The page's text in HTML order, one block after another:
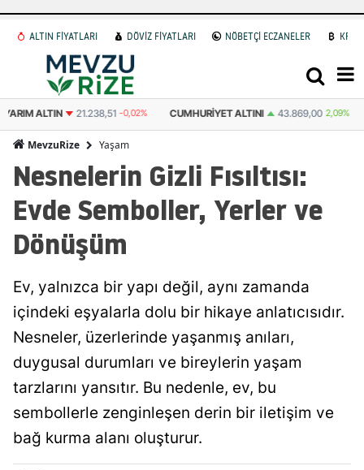
ALTIN FİYATLARI DÖVİZ FİYATLARI NÖBETÇİ ECZANELER
ATA ALTIN 43.436,00 0,72% DOLAR 47,5972 0.06% EURO
MevzuRize Yaşam
Nesnelerin Gizli Fısıltısı:
Evde Semboller, Yerler ve
Dönüşüm
Ev, yalnızca bir yapı değil, aynı zamanda
içindeki eşyalarla dolu bir hikaye anlatıcısıdır.
Nesneler, üzerlerinde yaşanmış anıları,
duygusal durumları ve bireylerin yaşam
tarzlarını yansıtır. Bu nedenle, ev, bu
sembollerle zenginleşen derin bir iletişim ve
bağ kurma alanı oluşturur.